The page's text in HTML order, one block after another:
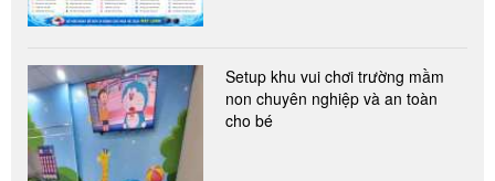
Setup khu vui chơi trường mầm
non chuyên nghiệp và an toàn
cho bé